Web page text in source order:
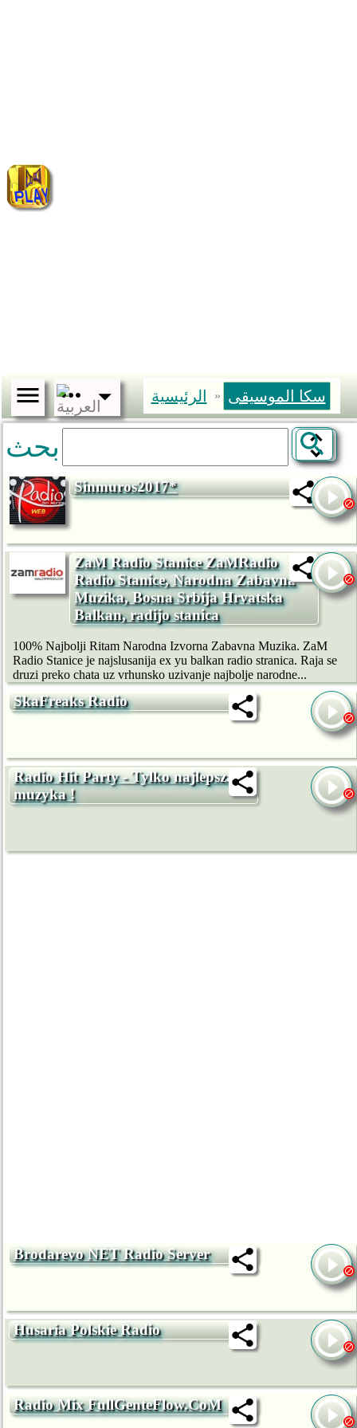
الرئيسية » سكا الموسيقى
بحث
Sinmuros2017*
ZaM Radio Stanice ZaMRadio
Radio Stanice, Narodna Zabavna
Muzika, Bosna Srbija Hrvatska
Balkan, radijo stanica
100% Najbolji Ritam Narodna Izvorna Zabavna Muzika. ZaM
Radio Stanice je najslusanija ex yu balkan radio stranica. Raja se
druzi preko chata uz vrhunsko uzivanje najbolje narodne...
SkaFreaks Radio
Radio Hit Party - Tylko najlepsza
muzyka !
Brodarevo NET Radio Server
Husaria Polskie Radio
Radio Mix FullGenteFlow.CoM